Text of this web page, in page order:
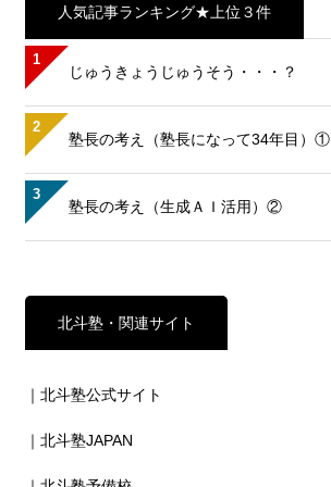
人気記事ランキング★上位３件
1
じゅうきょうじゅうそう・・・？
2
塾長の考え（塾長になって34年目）①
3
塾長の考え（生成ＡＩ活用）②
北斗塾・関連サイト
｜北斗塾公式サイト
｜北斗塾JAPAN